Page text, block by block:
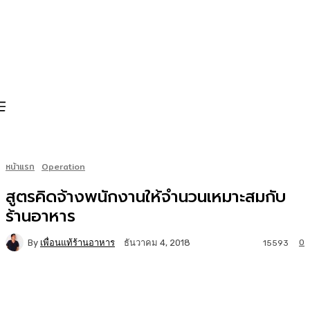
หน้าแรก Operation
สูตรคิดจ้างพนักงานให้จำนวนเหมาะสมกับ
ร้านอาหาร
By เพื่อนแท้ร้านอาหาร ธันวาคม 4, 2018 0
15593